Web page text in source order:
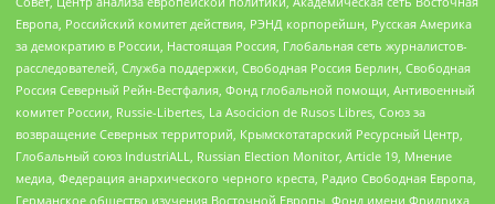
Европа, Российский комитет действия, РЭНД корпорейшн, Русская Америка
за демократию в России, Настоящая Россия, Глобальная сеть журналистов-
расследователей, Служба поддержки, Свободная Россия Берлин, Свободная
Россия Северный Рейн-Вестфалия, Фонд глобальной помощи, Антивоенный
комитет России, Russie-Libertes, La Asocicion de Rusos Libres, Союз за
возвращение Северных территорий, Крымскотатарский Ресурсный Центр,
Глобальный союз IndustriALL, Russian Election Monitor, Article 19, Мнение
медиа, Федерация анархического черного креста, Радио Свободная Европа,
Германское общество изучения Восточной Европы, Фонд имени Фридриха